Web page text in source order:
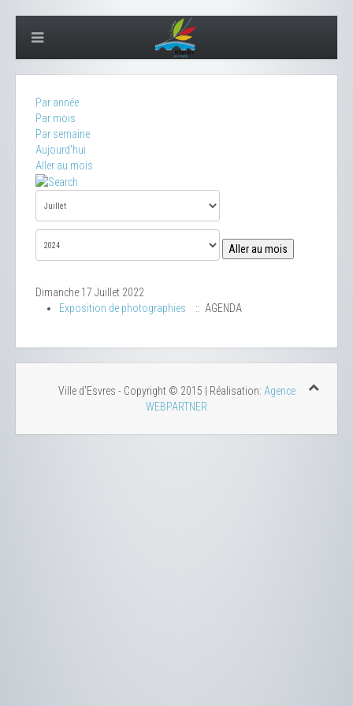
Par année
Par mois
Par semaine
Aujourd'hui
Aller au mois
Aller au mois
Dimanche 17 Juillet 2022
Exposition de photographies
:: AGENDA
Ville d'Esvres - Copyright © 2015 | Réalisation: Agence
WEBPARTNER